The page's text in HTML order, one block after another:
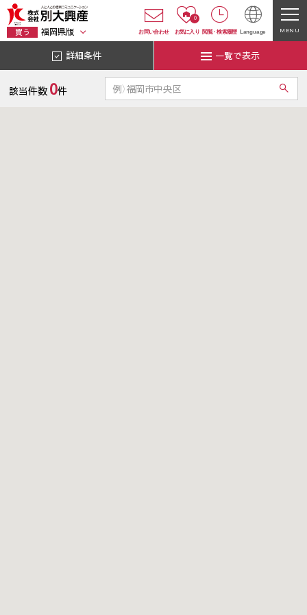
買う 福岡県版 お問い合わせ
0
お気に入り 閲覧・ 検索履歴 Language MENU
詳細条件 一覧で表示
該当件数 0件